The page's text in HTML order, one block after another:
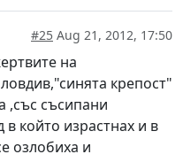
#25 Aug 21, 2012, 17:50
на
крепост"
,със съсипани
който израстнах и в
озлобиха и